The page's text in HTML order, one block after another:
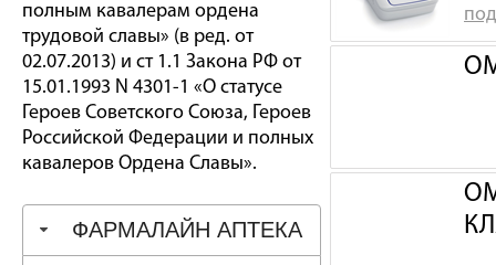
полным кавалерам ордена
трудовой славы» (в ред. от
02.07.2013) и ст 1.1 Закона РФ от
15.01.1993 N 4301-1 «О статусе
Героев Советского Союза, Героев
Российской Федерации и полных
кавалеров Ордена Славы».
ФАРМАЛАЙН АПТЕКА